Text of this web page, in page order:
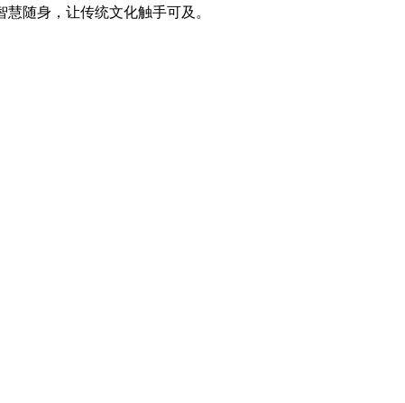
随身，让传统文化触手可及。